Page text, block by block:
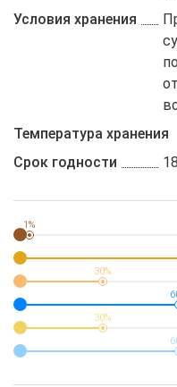
Условия хранения
Температура хранения
Срок годности
1%
30%
30%